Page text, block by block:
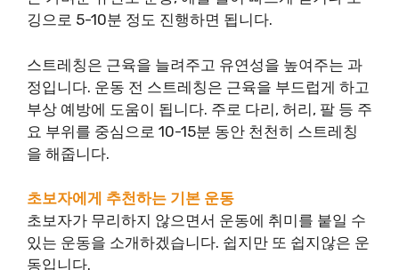
깅으로 5-10분 정도 진행하면 됩니다.
스트레칭은 근육을 늘려주고 유연성을 높여주는 과
정입니다. 운동 전 스트레칭은 근육을 부드럽게 하고
부상 예방에 도움이 됩니다. 주로 다리, 허리, 팔 등 주
요 부위를 중심으로 10-15분 동안 천천히 스트레칭
을 해줍니다.
초보자에게 추천하는 기본 운동
초보자가 무리하지 않으면서 운동에 취미를 붙일 수
있는 운동을 소개하겠습니다. 쉽지만 또 쉽지않은 운
동입니다.